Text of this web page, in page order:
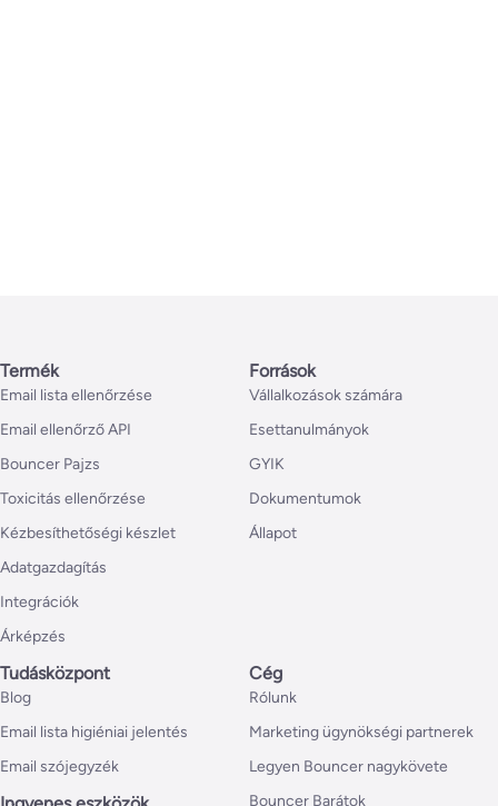
Termék
Email lista ellenőrzése
Email ellenőrző API
Bouncer Pajzs
Toxicitás ellenőrzése
Kézbesíthetőségi készlet
Adatgazdagítás
Integrációk
Árképzés
Források
Vállalkozások számára
Esettanulmányok
GYIK
Dokumentumok
Állapot
Tudásközpont
Blog
Email lista higiéniai jelentés
Email szójegyzék
Cég
Rólunk
Marketing ügynökségi partnerek
Legyen Bouncer nagykövete
Bouncer Barátok